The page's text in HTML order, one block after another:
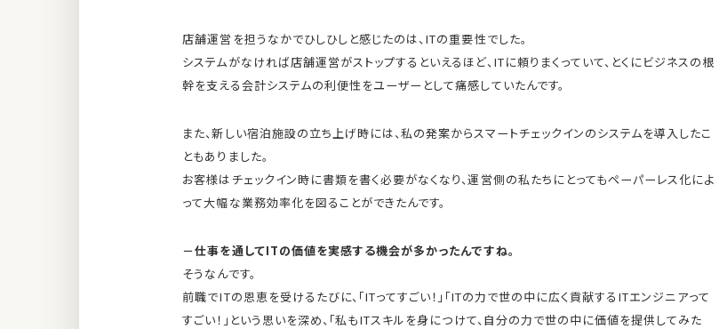
店舗運営を担うなかでひしひしと感じたのは、ITの重要性でした。
システムがなければ店舗運営がストップするといえるほど、ITに頼りまくっていて、とくにビジネスの根
幹を支える会計システムの利便性をユーザーとして痛感していたんです。
また、新しい宿泊施設の立ち上げ時には、私の発案からスマートチェックインのシステムを導入したこ
ともありました。
お客様はチェックイン時に書類を書く必要がなくなり、運営側の私たちにとってもペーパーレス化によ
って大幅な業務効率化を図ることができたんです。
－仕事を通してITの価値を実感する機会が多かったんですね。
そうなんです。
前職でITの恩恵を受けるたびに、「ITってすごい！」「ITの力で世の中に広く貢献するITエンジニアって
すごい！」という思いを深め、「私もITスキルを身につけて、自分の力で世の中に価値を提供してみた